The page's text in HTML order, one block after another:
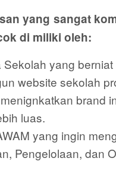
yang sangat
di miliki oleh:
Sekolah yang berniat
website sekolah
brand
luas.
yang ingin
Pengelolaan, dan